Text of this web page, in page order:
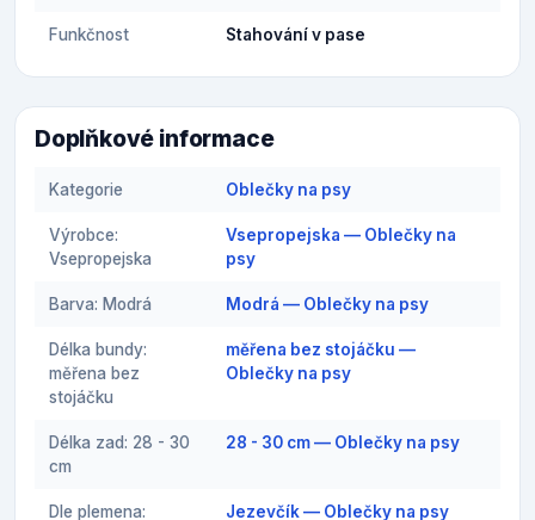
Funkčnost Stahování v pase
Doplňkové informace
Kategorie Oblečky na psy
Výrobce:
Vsepropejska
Vsepropejska — Oblečky na
psy
Barva: Modrá Modrá — Oblečky na psy
Délka bundy:
měřena bez
stojáčku
měřena bez stojáčku —
Oblečky na psy
Délka zad: 28 - 30
cm
28 - 30 cm — Oblečky na psy
Dle plemena:
Jezevčík — Oblečky na psy